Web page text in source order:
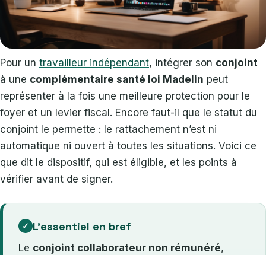
Pour un travailleur indépendant, intégrer son conjoint
à une complémentaire santé loi Madelin peut
représenter à la fois une meilleure protection pour le
foyer et un levier fiscal. Encore faut-il que le statut du
conjoint le permette : le rattachement n’est ni
automatique ni ouvert à toutes les situations. Voici ce
que dit le dispositif, qui est éligible, et les points à
vérifier avant de signer.
L’essentiel en bref
Le conjoint collaborateur non rémunéré,